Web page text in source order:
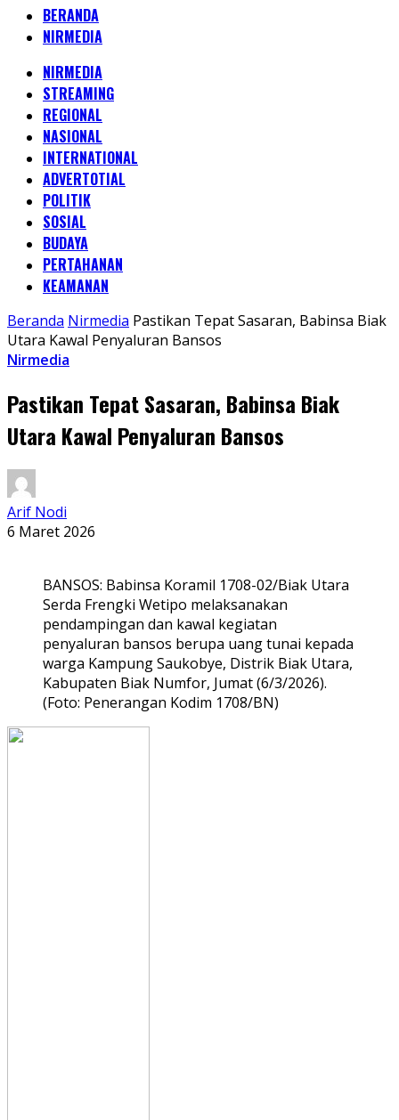
BERANDA
NIRMEDIA
NIRMEDIA
STREAMING
REGIONAL
NASIONAL
INTERNATIONAL
ADVERTOTIAL
POLITIK
SOSIAL
BUDAYA
PERTAHANAN
KEAMANAN
Beranda Nirmedia Pastikan Tepat Sasaran, Babinsa Biak
Utara Kawal Penyaluran Bansos
Nirmedia
Pastikan Tepat Sasaran, Babinsa Biak
Utara Kawal Penyaluran Bansos
Arif Nodi
6 Maret 2026
BANSOS: Babinsa Koramil 1708-02/Biak Utara
Serda Frengki Wetipo melaksanakan
pendampingan dan kawal kegiatan
penyaluran bansos berupa uang tunai kepada
warga Kampung Saukobye, Distrik Biak Utara,
Kabupaten Biak Numfor, Jumat (6/3/2026).
(Foto: Penerangan Kodim 1708/BN)